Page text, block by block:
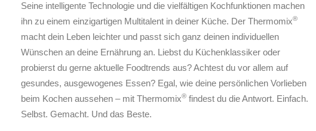
Seine intelligente Technologie und die vielfältigen Kochfunktionen machen
ihn zu einem einzigartigen Multitalent in deiner Küche. Der Thermomix®
macht dein Leben leichter und passt sich ganz deinen individuellen
Wünschen an deine Ernährung an. Liebst du Küchenklassiker oder
probierst du gerne aktuelle Foodtrends aus? Achtest du vor allem auf
gesundes, ausgewogenes Essen? Egal, wie deine persönlichen Vorlieben
beim Kochen aussehen – mit Thermomix® findest du die Antwort. Einfach.
Selbst. Gemacht. Und das Beste.